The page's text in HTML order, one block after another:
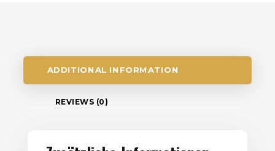
ADDITIONAL INFORMATION
REVIEWS (0)